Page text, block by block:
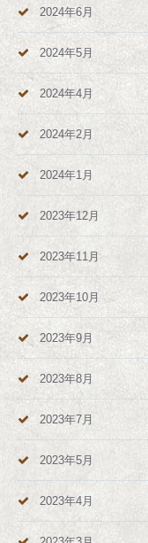
2024年6月
2024年5月
2024年4月
2024年2月
2024年1月
2023年12月
2023年11月
2023年10月
2023年9月
2023年8月
2023年7月
2023年5月
2023年4月